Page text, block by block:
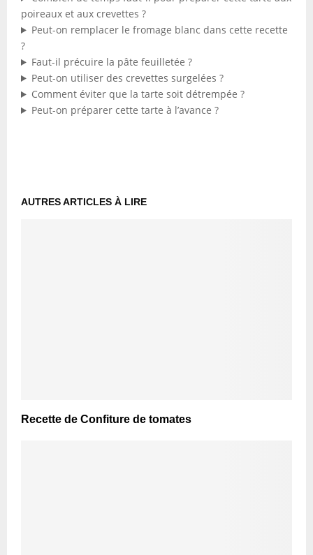
poireaux et aux crevettes ?
Peut-on remplacer le fromage blanc dans cette recette
?
Faut-il précuire la pâte feuilletée ?
Peut-on utiliser des crevettes surgelées ?
Comment éviter que la tarte soit détrempée ?
Peut-on préparer cette tarte à l’avance ?
AUTRES ARTICLES À LIRE
Recette de Confiture de tomates